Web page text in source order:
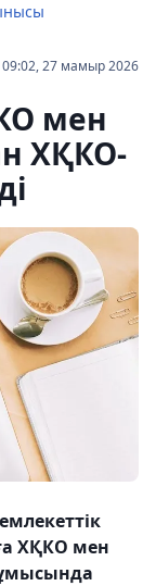
09:02, 27 мамыр 2026
мен
ХҚКО-
ХҚКО мен